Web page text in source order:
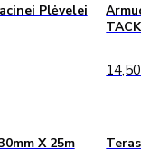
Plėvelei
TACK
X 25m